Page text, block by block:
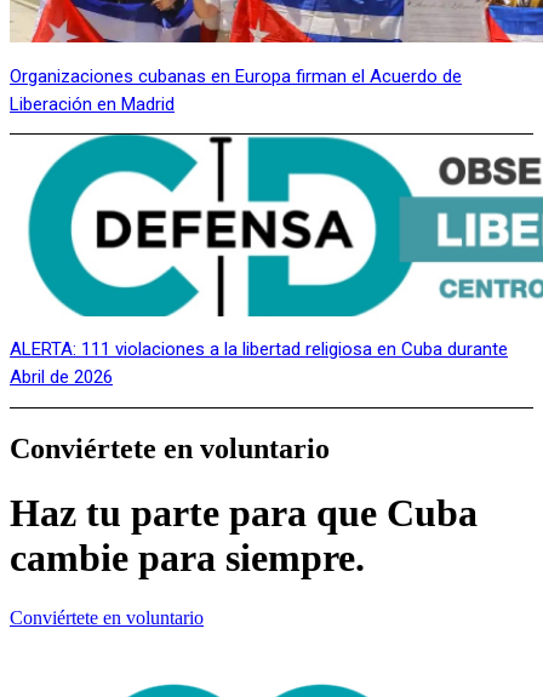
Organizaciones cubanas en Europa firman el Acuerdo de
Liberación en Madrid
ALERTA: 111 violaciones a la libertad religiosa en Cuba durante
Abril de 2026
Conviértete en voluntario
Haz tu parte para que Cuba
cambie para siempre.
Conviértete en voluntario